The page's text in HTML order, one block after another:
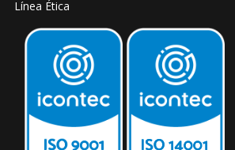
Línea Ética